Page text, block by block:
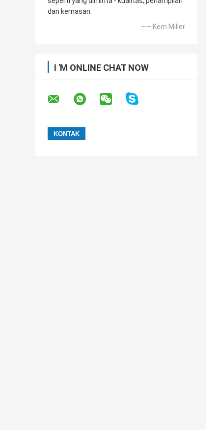
dan kemasan.
—— Kem Miller
I 'M ONLINE CHAT NOW